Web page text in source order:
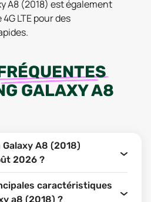
A8 (2018) est également
LTE pour des
GALAXY A8
A8 (2018)
2026 ?
caractéristiques
a8 (2018) ?